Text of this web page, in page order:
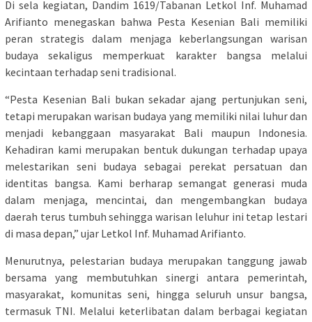
Di sela kegiatan, Dandim 1619/Tabanan Letkol Inf. Muhamad
Arifianto menegaskan bahwa Pesta Kesenian Bali memiliki
peran strategis dalam menjaga keberlangsungan warisan
budaya sekaligus memperkuat karakter bangsa melalui
kecintaan terhadap seni tradisional.
“Pesta Kesenian Bali bukan sekadar ajang pertunjukan seni,
tetapi merupakan warisan budaya yang memiliki nilai luhur dan
menjadi kebanggaan masyarakat Bali maupun Indonesia.
Kehadiran kami merupakan bentuk dukungan terhadap upaya
melestarikan seni budaya sebagai perekat persatuan dan
identitas bangsa. Kami berharap semangat generasi muda
dalam menjaga, mencintai, dan mengembangkan budaya
daerah terus tumbuh sehingga warisan leluhur ini tetap lestari
di masa depan,” ujar Letkol Inf. Muhamad Arifianto.
Menurutnya, pelestarian budaya merupakan tanggung jawab
bersama yang membutuhkan sinergi antara pemerintah,
masyarakat, komunitas seni, hingga seluruh unsur bangsa,
termasuk TNI. Melalui keterlibatan dalam berbagai kegiatan